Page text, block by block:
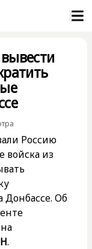
Россию
войска из
Об
.